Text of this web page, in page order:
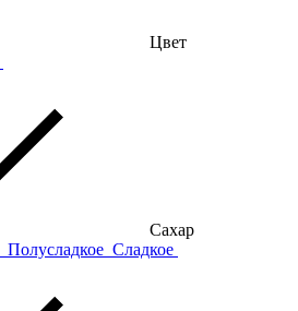
Цвет
Сахар
Полусладкое Сладкое